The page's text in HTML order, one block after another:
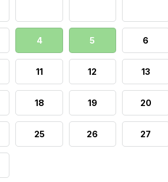
4 5 6
11 12 13
18 19 20
25 26 27